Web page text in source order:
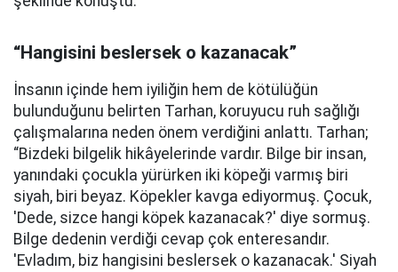
“Hangisini beslersek o kazanacak”
İnsanın içinde hem iyiliğin hem de kötülüğün
bulunduğunu belirten Tarhan, koruyucu ruh sağlığı
çalışmalarına neden önem verdiğini anlattı. Tarhan;
“Bizdeki bilgelik hikâyelerinde vardır. Bilge bir insan,
yanındaki çocukla yürürken iki köpeği varmış biri
siyah, biri beyaz. Köpekler kavga ediyormuş. Çocuk,
'Dede, sizce hangi köpek kazanacak?' diye sormuş.
Bilge dedenin verdiği cevap çok enteresandır.
'Evladım, biz hangisini beslersek o kazanacak.' Siyah